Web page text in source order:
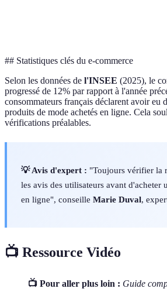
## Statistiques clés du e-commerce
Selon les données de l'INSEE (2025), le
progressé de 12% par rapport à l'année
consommateurs français déclarent avoir eu
produits de mode achetés en ligne. Cela
vérifications préalables.
💡 Avis d'expert : "Toujours vérifier la
les avis des utilisateurs avant d'acheter
en ligne", conseille Marie Duval,
📺 Ressource Vidéo
📺 Pour aller plus loin : Guide